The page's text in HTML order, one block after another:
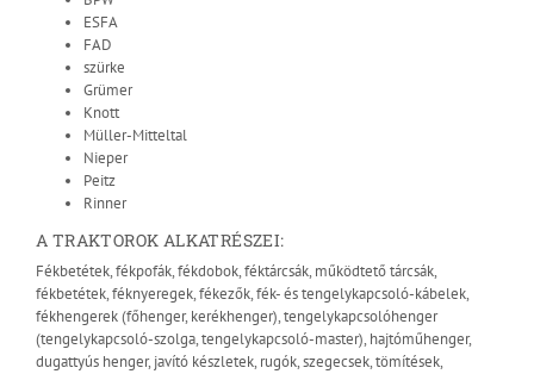
ESFA
FAD
szürke
Grümer
Knott
Müller-Mitteltal
Nieper
Peitz
Rinner
A TRAKTOROK ALKATRÉSZEI:
Fékbetétek, fékpofák, fékdobok, féktárcsák, működtető tárcsák,
fékbetétek, féknyeregek, fékezők, fék- és tengelykapcsoló-kábelek,
fékhengerek (főhenger, kerékhenger), tengelykapcsolóhenger
(tengelykapcsoló-szolga, tengelykapcsoló-master), hajtóműhenger,
dugattyús henger, javító készletek, rugók, szegecsek, tömítések,